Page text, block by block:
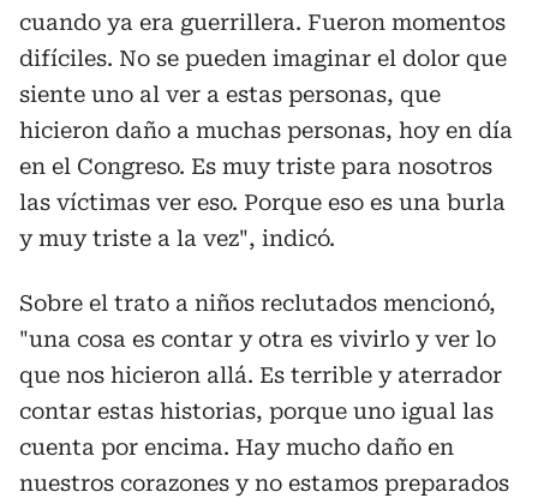
cuando ya era guerrillera. Fueron momentos
difíciles. No se pueden imaginar el dolor que
siente uno al ver a estas personas, que
hicieron daño a muchas personas, hoy en día
en el Congreso. Es muy triste para nosotros
las víctimas ver eso. Porque eso es una burla
y muy triste a la vez", indicó.
Sobre el trato a niños reclutados mencionó,
"una cosa es contar y otra es vivirlo y ver lo
que nos hicieron allá. Es terrible y aterrador
contar estas historias, porque uno igual las
cuenta por encima. Hay mucho daño en
nuestros corazones y no estamos preparados